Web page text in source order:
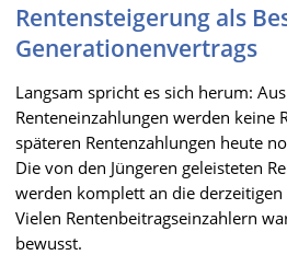
Rentensteigerung als
Generationenvertrags
Langsam spricht es sich herum:
Renteneinzahlungen werden keine
späteren Rentenzahlungen heute
Die von den Jüngeren geleisteten
werden komplett an die derzeitigen
Vielen Rentenbeitragseinzahlern
bewusst.